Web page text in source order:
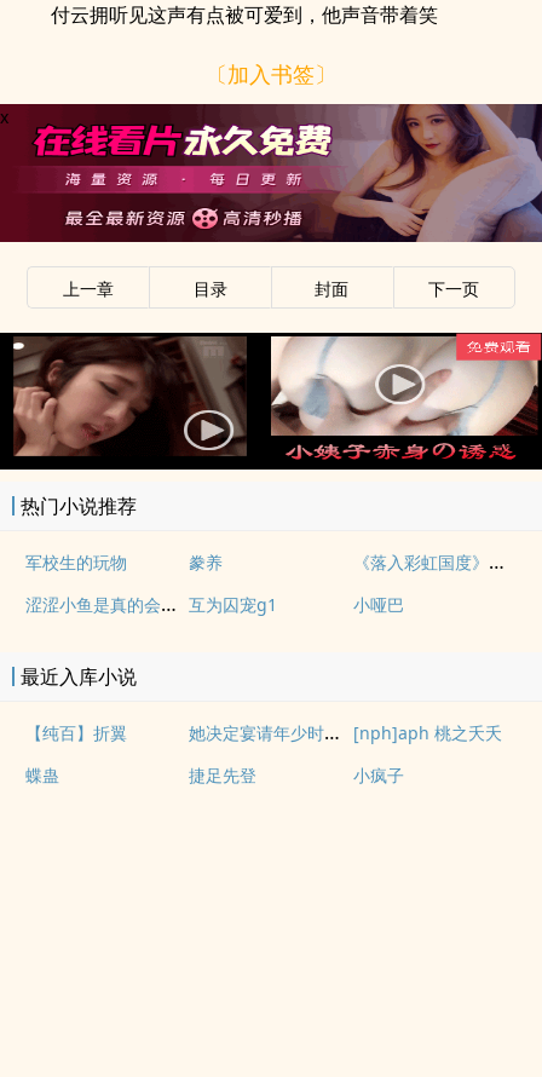
付云拥听见这声有点被可爱到，他声音带着笑
〔加入书签〕
x
上一章 目录 封面 下一页
热门小说推荐
军校生的玩物 豢养
《落入彩虹国度》穿越+西幻+言情
涩涩小鱼是真的会被干透 互为囚宠g1 小哑巴
最近入库小说
【纯百】折翼 她决定宴请年少时的自己（1v1H）
[nph]aph 桃之夭夭
蝶蛊
捷足先登 小疯子